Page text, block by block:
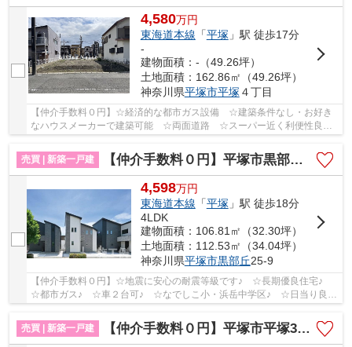
4,580万円
東海道本線 「平塚 」駅 徒歩17分
-
建物面積：-（49.26坪）
土地面積：162.86㎡（49.26坪）
神奈川県平塚市平塚 ４丁目
【仲介手数料０円】☆経済的な都市ガス設備 ☆建築条件なし・お好き
なハウスメーカーで建築可能 ☆両面道路 ☆スーパー近く利便性良
売買 | 新築一戸建
【仲介手数料０円】平塚市黒部丘第1 新築一戸建て 全2棟
4,598万円
東海道本線 「平塚 」駅 徒歩18分
4LDK
建物面積：106.81㎡（32.30坪）
土地面積：112.53㎡（34.04坪）
神奈川県平塚市黒部丘25-9
【仲介手数料０円】☆地震に安心の耐震等級です♪ ☆長期優良住宅♪
☆都市ガス♪ ☆車２台可♪ ☆なでしこ小・浜岳中学区♪ ☆日当り良好
売買 | 新築一戸建
【仲介手数料０円】平塚市平塚3期 新築一戸建て 全2棟